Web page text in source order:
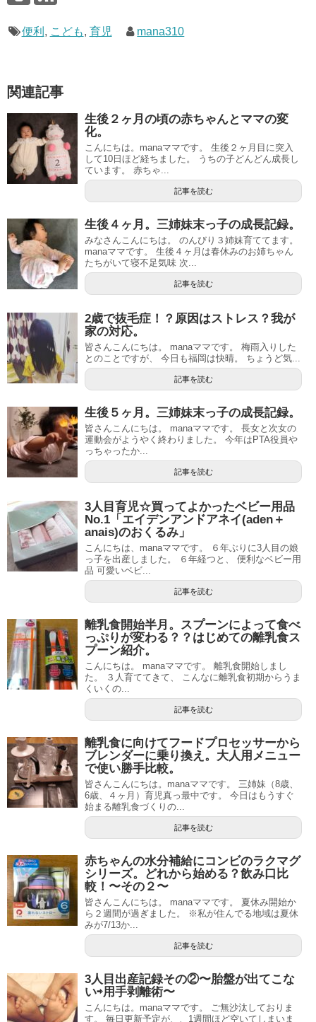
便利 , こども, 育児 mana310
関連記事
生後２ヶ月の頃の赤ちゃんとママの変
化。
こんにちは。manaママです。 生後２ヶ月目に突入
して10日ほど経ちました。 うちの子どんどん成長し
ています。 赤ちゃ...
記事を読む
生後４ヶ月。三姉妹末っ子の成長記録。
みなさんこんにちは。 のんびり３姉妹育ててます。
manaママです。 生後４ヶ月は春休みのお姉ちゃん
たちがいて寝不足気味 次...
記事を読む
2歳で抜毛症！？原因はストレス？我が
家の対応。
皆さんこんにちは。 manaママです。 梅雨入りした
とのことですが、 今日も福岡は快晴。 ちょうど気...
記事を読む
生後５ヶ月。三姉妹末っ子の成長記録。
皆さんこんにちは。 manaママです。 長女と次女の
運動会がようやく終わりました。 今年はPTA役員や
っちゃったか...
記事を読む
3人目育児☆買ってよかったベビー用品
No.1「エイデンアンドアネイ(aden＋
anais)のおくるみ」
こんにちは、manaママです。 ６年ぶりに3人目の娘
っ子を出産しました。 ６年経つと、 便利なベビー用
品 可愛いベビ...
記事を読む
離乳食開始半月。スプーンによって食べ
っぷりが変わる？？はじめての離乳食ス
プーン紹介。
こんにちは。 manaママです。 離乳食開始しまし
た。 ３人育ててきて、 こんなに離乳食初期からうま
くいくの...
記事を読む
離乳食に向けてフードプロセッサーから
ブレンダーに乗り換え。大人用メニュー
で使い勝手比較。
皆さんこんにちは。manaママです。 三姉妹（8歳、
6歳、４ヶ月）育児真っ最中です。 今日はもうすぐ
始まる離乳食づくりの...
記事を読む
赤ちゃんの水分補給にコンビのラクマグ
シリーズ。どれから始める？飲み口比
較！〜その２〜
皆さんこんにちは。 manaママです。 夏休み開始か
ら２週間が過ぎました。 ※私が住んでる地域は夏休
みが7/13か...
記事を読む
3人目出産記録その②〜胎盤が出てこな
い⇨用手剥離術〜
こんにちは。manaママです。 ご無沙汰しておりま
す。 毎日更新予定が、、1週間ほど空いてしまいま